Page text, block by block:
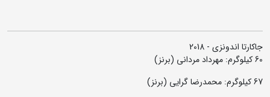
جاکارتا اندونزی - 2018
60 کیلوگرم: مهرداد مردانی (برنز)
67 کیلوگرم: محمدرضا گرایی (برنز)